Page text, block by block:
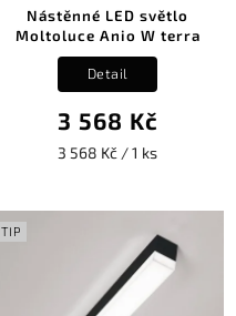
Nástěnné LED světlo
Moltoluce Anio W terra
3 568 Kč
3 568 Kč / 1 ks
Detail
TIP